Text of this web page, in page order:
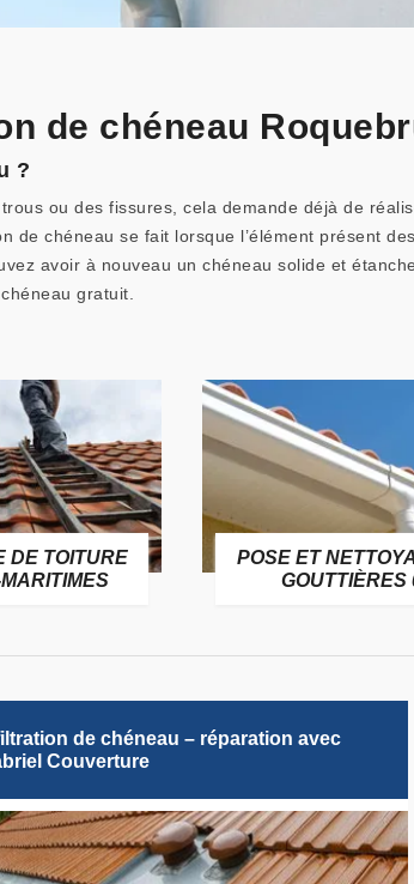
de chéneau
?
ou des fissures, cela demande déjà de
de chéneau se fait lorsque l’élément présent
avoir à nouveau un chéneau solide et
gratuit.
DE TOITURE
POSE ET
GOUTTIÈRES
de chéneau – réparation avec
Couverture